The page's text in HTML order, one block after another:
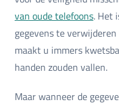
van oude telefoons. Het
gegevens te
maakt u immers
handen zouden vallen.
Maar wanneer de